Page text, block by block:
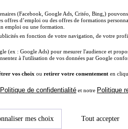
(Facebook, Google Ads, Critéo, Bing,)
offres d’emploi ou des offres de formations
emploi ou une formation.
en fonction de votre navigation, de votre
(ex : Google Ads) pour mesurer l'audience et
à l'utilisation de vos données par Google
vos choix ou retirer votre consentement en
Politique de confidentialité et notre Politique
mes choix Tout accepter